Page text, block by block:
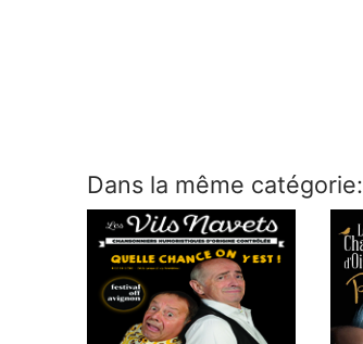
Dans la même catégorie: